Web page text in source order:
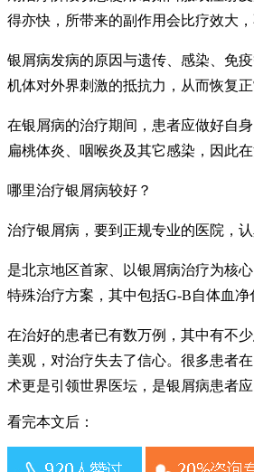
得亦快，所带来的副作用会比疗效大
银屑病发病的原因与遗传、感染、免
机体对外界刺激的抵抗力，从而恢复
在银屑病的治疗期间，患者应做好自
扁桃体炎、咽喉炎及其它感染，因此
哪里治疗银屑病较好？
治疗银屑病，要到正规专业的医院，
是北京地区首家、以银屑病治疗为核
特殊治疗方案，其中包括G-B自体血
在治好的患者已有数万例，其中有不
美观，对治疗失去了信心。很多患者
术更是引领世界医坛，是银屑病患者应
看完本文后：